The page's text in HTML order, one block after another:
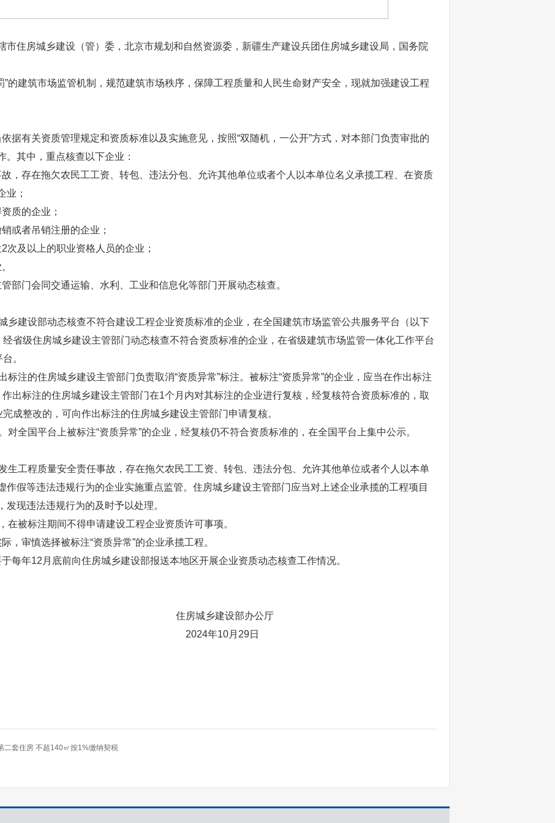
市住房城乡建设（管）委，北京市规划和自然资源委，新疆生产建设兵团住房城乡建设局，国务院
建筑市场监管机制，规范建筑市场秩序，保障工程质量和人民生命财产安全，现就加强建设工程
有关资质管理规定和资质标准以及实施意见，按照“双随机，一公开”方式，对本部门负责审批的
其中，重点核查以下企业：
存在拖欠农民工工资、转包、违法分包、允许其他单位或者个人以本单位名义承揽工程、在资质
业；
质的企业；
或者吊销注册的企业；
及以上的职业资格人员的企业；
门会同交通运输、水利、工业和信息化等部门开展动态核查。
建设部动态核查不符合建设工程企业资质标准的企业，在全国建筑市场监管公共服务平台（以下
经省级住房城乡建设主管部门动态核查不符合资质标准的企业，在省级建筑市场监管一体化工作平台
。
注的住房城乡建设主管部门负责取消“资质异常”标注。被标注“资质异常”的企业，应当在作出标注
出标注的住房城乡建设主管部门在1个月内对其标注的企业进行复核，经复核符合资质标准的，取
成整改的，可向作出标注的住房城乡建设主管部门申请复核。
全国平台上被标注“资质异常”的企业，经复核仍不符合资质标准的，在全国平台上集中公示。
工程质量安全责任事故，存在拖欠农民工工资、转包、违法分包、允许其他单位或者个人以本单
作假等违法违规行为的企业实施重点监管。住房城乡建设主管部门应当对上述企业承揽的工程项目
现违法违规行为的及时予以处理。
被标注期间不得申请建设工程企业资质许可事项。
审慎选择被标注“资质异常”的企业承揽工程。
年12月底前向住房城乡建设部报送本地区开展企业资质动态核查工作情况。
建设部办公厅
10月29日
二套住房 不超140㎡按1%缴纳契税